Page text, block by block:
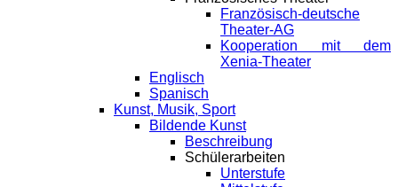
Französisch-deutsche
Theater-AG
Kooperation mit dem
Xenia-Theater
Englisch
Spanisch
Kunst, Musik, Sport
Bildende Kunst
Beschreibung
Schülerarbeiten
Unterstufe